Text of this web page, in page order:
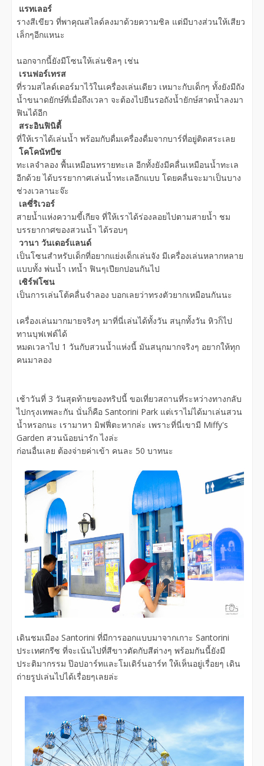
แรทเลอร์
รางสีเขียว ที่พาคุณสไลด์ลงมาด้วยความชิล แต่มีบางส่วนให้เสียว
เล็กๆอีกแหนะ
นอกจากนี้ยังมีโซนให้เล่นชิลๆ เช่น
เรนฟอร์เทรส
ที่รวมสไลด์เดอร์มาไว้ในเครื่องเล่นเดียว เหมาะกับเด็กๆ ทั้งยังมีถัง
น้ำขนาดยักษ์ที่เมื่อถึงเวลา จะต้องไปยืนรอถังน้ำยักษ์สาดน้ำลงมา
ฟินได้อีก
สระอินฟินิตี้
ที่ให้เราได้เล่นน้ำ พร้อมกับดื่มเครื่องดื่มจากบาร์ที่อยู่ติดสระเลย
โคโคนัทบีช
ทะเลจำลอง พื้นเหมือนทรายทะเล อีกทั้งยังมีคลื่นเหมือนน้ำทะเล
อีกด้วย ได้บรรยากาศเล่นน้ำทะเลอีกแบบ โดยคลื่นจะมาเป็นบาง
ช่วงเวลานะจ๊ะ
เลซี่ริเวอร์
สายน้ำแห่งความขี้เกียจ ที่ให้เราได้ร่องลอยไปตามสายน้ำ ชม
บรรยากาศของสวนน้ำ ได้รอบๆ
วานา วันเดอร์แลนด์
เป็นโซนสำหรับเด็กที่อยากแย่งเด็กเล่นจัง มีเครื่องเล่นหลากหลาย
แบบทั้ง พ่นน้ำ เทน้ำ ฟินๆเปียกปอนกันไป
เซิร์ฟโซน
เป็นการเล่นโต้คลื่นจำลอง บอกเลยว่าทรงตัวยากเหมือนกันนะ
เครื่องเล่นมากมายจริงๆ มาที่นี่เล่นได้ทั้งวัน สนุกทั้งวัน หิวก็ไป
ทานบุฟเฟต์ได้
หมดเวลาไป 1 วันกับสวนน้ำแห่งนี้ มันสนุกมากจริงๆ อยากให้ทุก
คนมาลอง
เช้าวันที่ 3 วันสุดท้ายของทริปนี้ ขอเที่ยวสถานที่ระหว่างทางกลับ
ไปกรุงเทพละกัน นั่นก็คือ Santorini Park แต่เราไม่ได้มาเล่นสวน
น้ำหรอกนะ เรามาหา มิฟฟี่ตะหากล่ะ เพราะที่นี่เขามี Miffy's
Garden สวนน้อยน่ารัก ไงล่ะ
ก่อนอื่นเลย ต้องจ่ายค่าเข้า คนละ 50 บาทนะ
เดินชมเมือง Santorini ที่มีการออกแบบมาจากเกาะ Santorini
ประเทศกรีซ ที่จะเน้นไปที่สีขาวตัดกับสีต่างๆ พร้อมกันนี้ยังมี
ประติมากรรม ป๊อปอาร์ทและโมเดิร์นอาร์ท ให้เห็นอยู่เรื่อยๆ เดิน
ถ่ายรูปเล่นไปได้เรื่อยๆเลยล่ะ